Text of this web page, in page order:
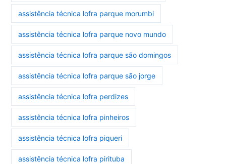
assistência técnica lofra parque morumbi
assistência técnica lofra parque novo mundo
assistência técnica lofra parque são domingos
assistência técnica lofra parque são jorge
assistência técnica lofra perdizes
assistência técnica lofra pinheiros
assistência técnica lofra piqueri
assistência técnica lofra pirituba